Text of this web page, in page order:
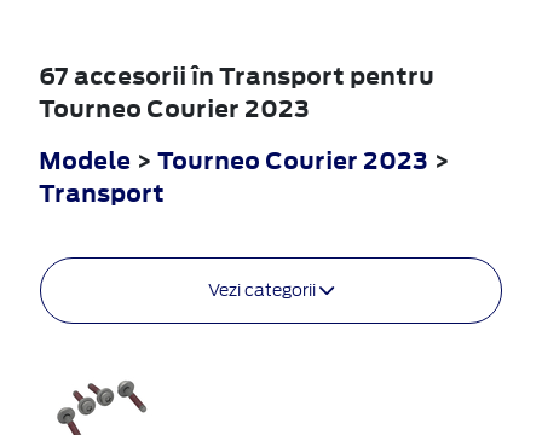
67 accesorii în Transport pentru
Tourneo Courier 2023
Modele > Tourneo Courier 2023 >
Transport
Vezi categorii